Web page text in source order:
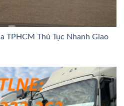
TPHCM Thủ Tục Nhanh Giao